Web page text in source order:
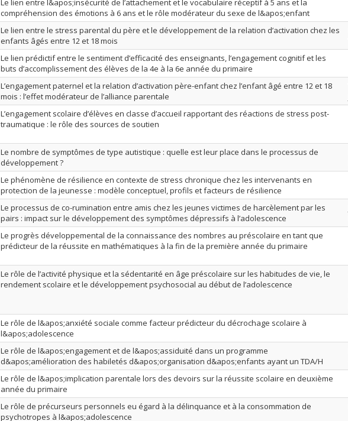
Le lien entre l&apos;insécurité de l’attachement et le vocabulaire réceptif à 5 ans et la
compréhension des émotions à 6 ans et le rôle modérateur du sexe de l&apos;enfant
Le lien entre le stress parental du père et le développement de la relation d’activation chez les
enfants âgés entre 12 et 18 mois
Le lien prédictif entre le sentiment d’efficacité des enseignants, l’engagement cognitif et les
buts d’accomplissement des élèves de la 4e à la 6e année du primaire
L’engagement paternel et la relation d’activation père-enfant chez l’enfant âgé entre 12 et 18
mois : l’effet modérateur de l’alliance parentale
L’engagement scolaire d’élèves en classe d’accueil rapportant des réactions de stress post-
traumatique : le rôle des sources de soutien
Le nombre de symptômes de type autistique : quelle est leur place dans le processus de
développement ?
Le phénomène de résilience en contexte de stress chronique chez les intervenants en
protection de la jeunesse : modèle conceptuel, profils et facteurs de résilience
Le processus de co-rumination entre amis chez les jeunes victimes de harcèlement par les
pairs : impact sur le développement des symptômes dépressifs à l’adolescence
Le progrès développemental de la connaissance des nombres au préscolaire en tant que
prédicteur de la réussite en mathématiques à la fin de la première année du primaire
Le rôle de l’activité physique et la sédentarité en âge préscolaire sur les habitudes de vie, le
rendement scolaire et le développement psychosocial au début de l’adolescence
Le rôle de l&apos;anxiété sociale comme facteur prédicteur du décrochage scolaire à
l&apos;adolescence
Le rôle de l&apos;engagement et de l&apos;assiduité dans un programme
d&apos;amélioration des habiletés d&apos;organisation d&apos;enfants ayant un TDA/H
Le rôle de l&apos;implication parentale lors des devoirs sur la réussite scolaire en deuxième
année du primaire
Le rôle de précurseurs personnels eu égard à la délinquance et à la consommation de
psychotropes à l&apos;adolescence